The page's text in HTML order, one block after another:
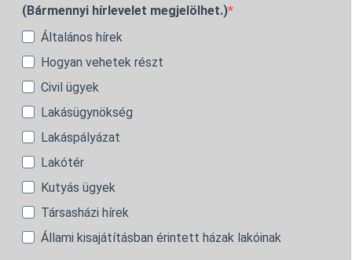
(Bármennyi hírlevelet megjelölhet.)
Általános hírek
Hogyan vehetek részt
Civil ügyek
Lakásügynökség
Lakáspályázat
Lakótér
Kutyás ügyek
Társasházi hírek
Állami kisajátításban érintett házak lakóinak